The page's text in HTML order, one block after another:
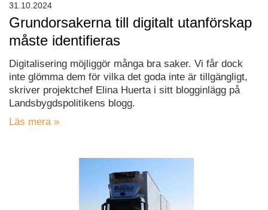
Grundorsakerna till digitalt utanförskap
måste identifieras
Digitalisering möjliggör många bra saker. Vi får dock
inte glömma dem för vilka det goda inte är tillgängligt,
skriver projektchef Elina Huerta i sitt blogginlägg på
Landsbygdspolitikens blogg.
Läs mera »
31.10.2024